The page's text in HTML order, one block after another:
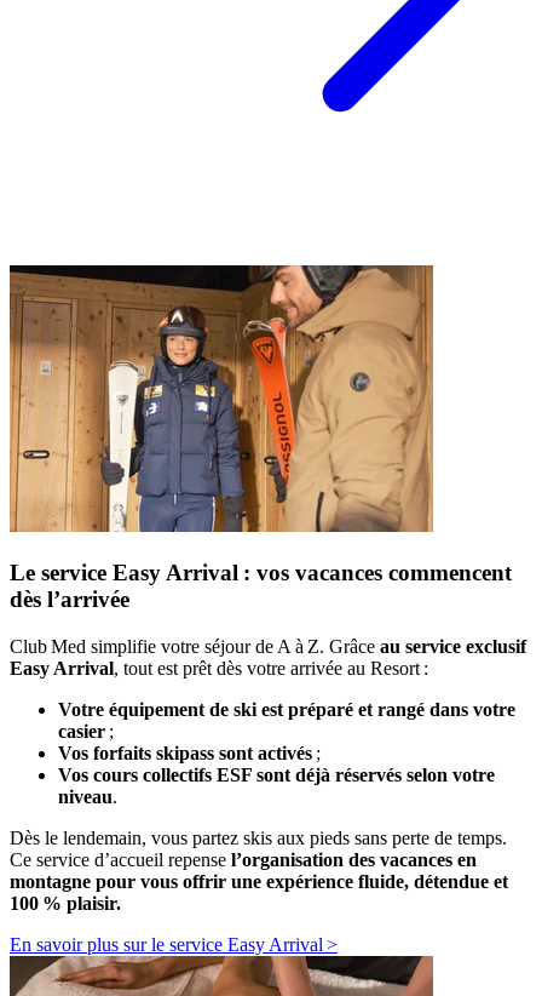
Le service Easy Arrival : vos vacances commencent
dès l’arrivée
Club Med simplifie votre séjour de A à Z. Grâce au service exclusif
Easy Arrival, tout est prêt dès votre arrivée au Resort :
Votre équipement de ski est préparé et rangé dans votre
casier ;
Vos forfaits skipass sont activés ;
Vos cours collectifs ESF sont déjà réservés selon votre
niveau.
Dès le lendemain, vous partez skis aux pieds sans perte de temps.
Ce service d’accueil repense l’organisation des vacances en
montagne pour vous offrir une expérience fluide, détendue et
100 % plaisir.
En savoir plus sur le service Easy Arrival >